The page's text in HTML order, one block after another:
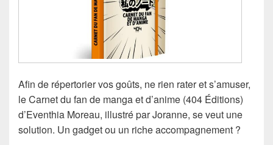
Afin de répertorier vos goûts, ne rien rater et s’amuser,
le Carnet du fan de manga et d’anime (404 Éditions)
d’Eventhia Moreau, illustré par Joranne, se veut une
solution. Un gadget ou un riche accompagnement ?